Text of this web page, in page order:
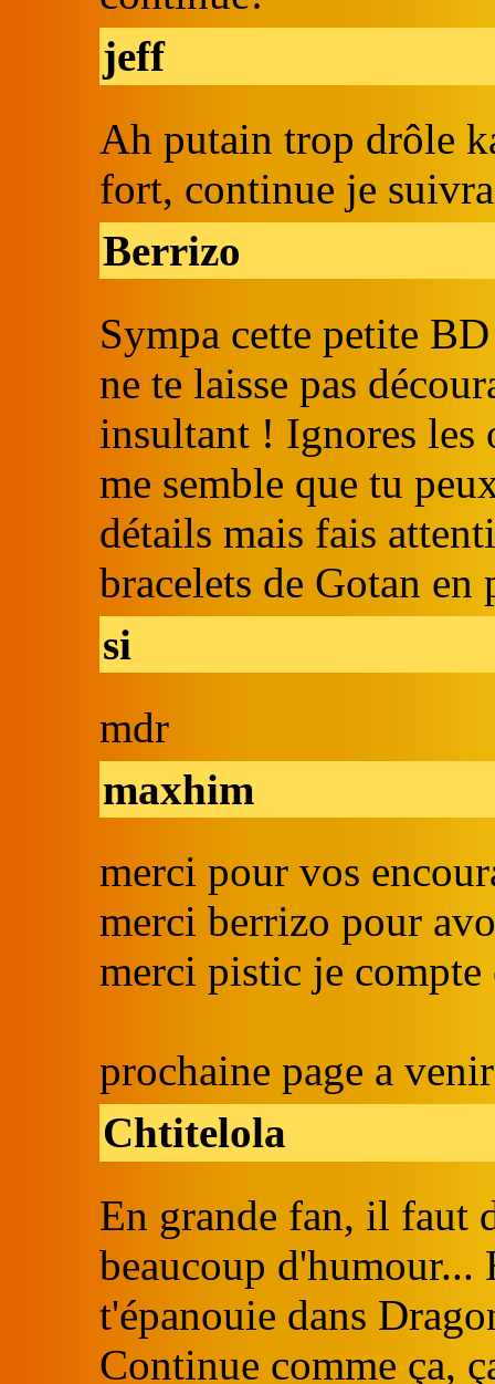
jeff
Ah putain trop drôle
fort, continue je
Berrizo
Sympa cette petite
ne te laisse pas
insultant ! Ignores
me semble que tu
détails mais fais
bracelets de Gotan en
si
mdr
maxhim
merci pour vos
merci berrizo pour
merci pistic je
prochaine page a
Chtitelola
En grande fan, il faut
beaucoup d'humour...
t'épanouie dans
Continue comme ça,